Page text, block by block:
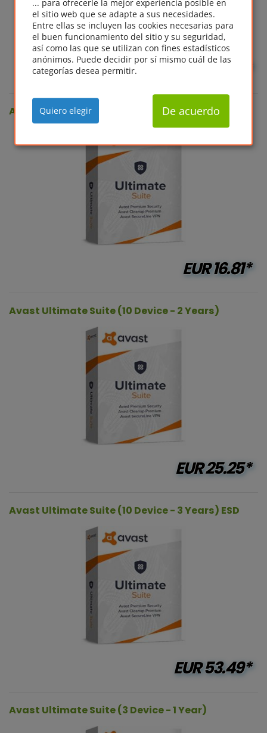
EUR13.23*
Avast Ultimate Suite (10 Device - 1 Year)
EUR16.81*
Avast Ultimate Suite (10 Device - 2 Years)
EUR25.25*
Avast Ultimate Suite (10 Device - 3 Years) ESD
EUR53.49*
Avast Ultimate Suite (3 Device - 1 Year)
... para ofrecerle la mejor experiencia posible en
el sitio web que se adapte a sus necesidades.
Entre ellas se incluyen las cookies necesarias para
el buen funcionamiento del sitio y su seguridad,
así como las que se utilizan con fines estadísticos
anónimos. Puede decidir por sí mismo cuál de las
categorías desea permitir.
Quiero elegir De acuerdo